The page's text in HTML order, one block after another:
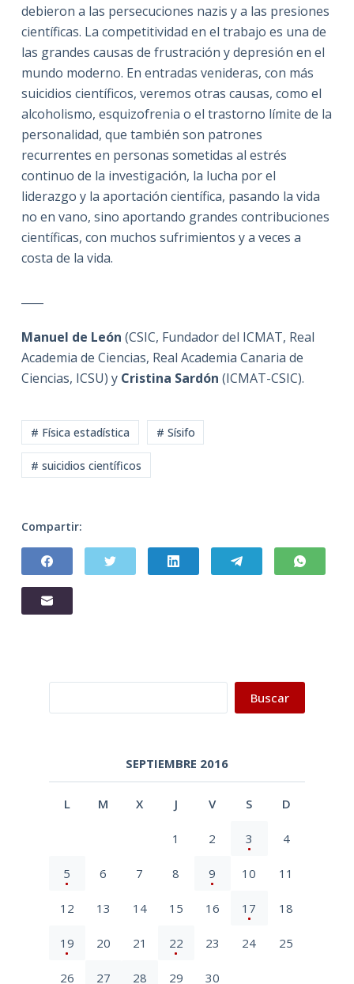
debieron a las persecuciones nazis y a las presiones
científicas. La competitividad en el trabajo es una de
las grandes causas de frustración y depresión en el
mundo moderno. En entradas venideras, con más
suicidios científicos, veremos otras causas, como el
alcoholismo, esquizofrenia o el trastorno límite de la
personalidad, que también son patrones
recurrentes en personas sometidas al estrés
continuo de la investigación, la lucha por el
liderazgo y la aportación científica, pasando la vida
no en vano, sino aportando grandes contribuciones
científicas, con muchos sufrimientos y a veces a
costa de la vida.
Manuel de León (CSIC, Fundador del ICMAT, Real
Academia de Ciencias, Real Academia Canaria de
Ciencias, ICSU) y Cristina Sardón (ICMAT-CSIC).
# Física estadística # Sísifo
# suicidios científicos
Compartir:
Buscar
SEPTIEMBRE 2016
L M X J V S D
1 2 3 4
5 6 7 8 9 10 11
12 13 14 15 16 17 18
19 20 21 22 23 24 25
26 27 28 29 30